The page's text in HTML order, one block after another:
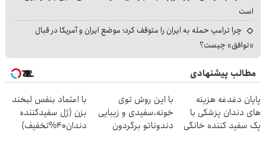
است
چرا ترامپ حمله به ایران را متوقف کرد؛ موضع ایران و آمریکا در قبال
«توافق» چیست؟
مطالب پیشنهادی
پایان دغدغه هزینه
های دندان پزشکی با
پک سفید کننده خانگی
با این روش توی
خونه،سفیدی و زیبایی
دندوناتو برگردون
با اعتماد بنفس لبخند
بزن (ژل سفیدکننده
دندان40%تخفیف)